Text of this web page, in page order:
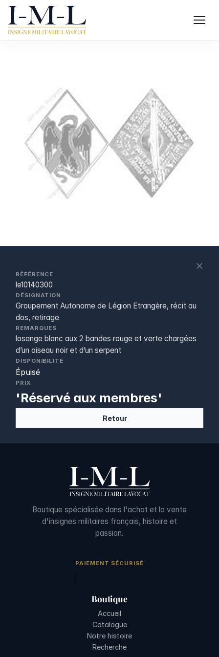
RÉFÉRENCE
le10140300
DÉSIGNATION
Groupement Autonome de Légion Etrangère, récit au
dos, retirage
REMARQUES
losange blanc aux 2 bandes rouge et verte chargées
d’un oiseau noir et d’un serpent
DISPONIBILITÉ
Épuisé
PRIX
'Réservé aux membres'
Retour
Boutique spécialisée dans l'achat et la vente
d'insignes militaires français, histoire et
passion.
PAIEMENT SÉCURISÉ
Boutique
Accueil
Catalogue
Notre histoire
Recherche